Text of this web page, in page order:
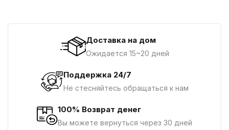
Доставка на дом
Ожидается 15~20 дней
Поддержка 24/7
Не стесняйтесь обращаться к нам
100% Возврат денег
Вы можете вернуться через 30 дней